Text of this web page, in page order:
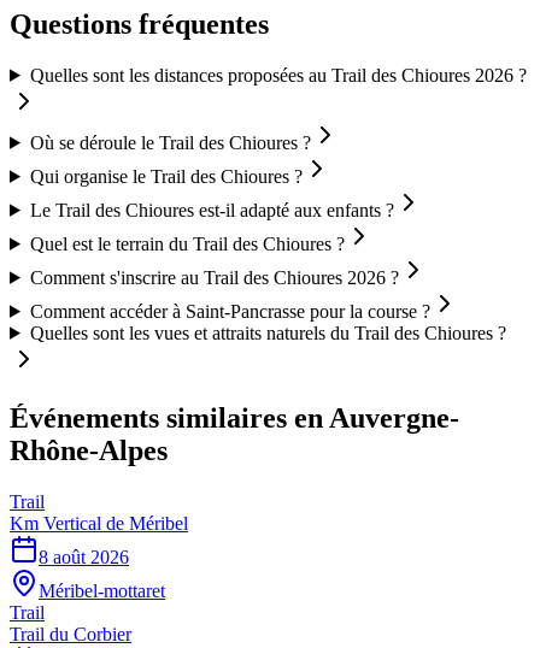
Questions fréquentes
Quelles sont les distances proposées au Trail des Chioures 2026 ?
Où se déroule le Trail des Chioures ?
Qui organise le Trail des Chioures ?
Le Trail des Chioures est-il adapté aux enfants ?
Quel est le terrain du Trail des Chioures ?
Comment s'inscrire au Trail des Chioures 2026 ?
Comment accéder à Saint-Pancrasse pour la course ?
Quelles sont les vues et attraits naturels du Trail des Chioures ?
Événements similaires en Auvergne-
Rhône-Alpes
Trail
Km Vertical de Méribel
8 août 2026
Méribel-mottaret
Trail
Trail du Corbier